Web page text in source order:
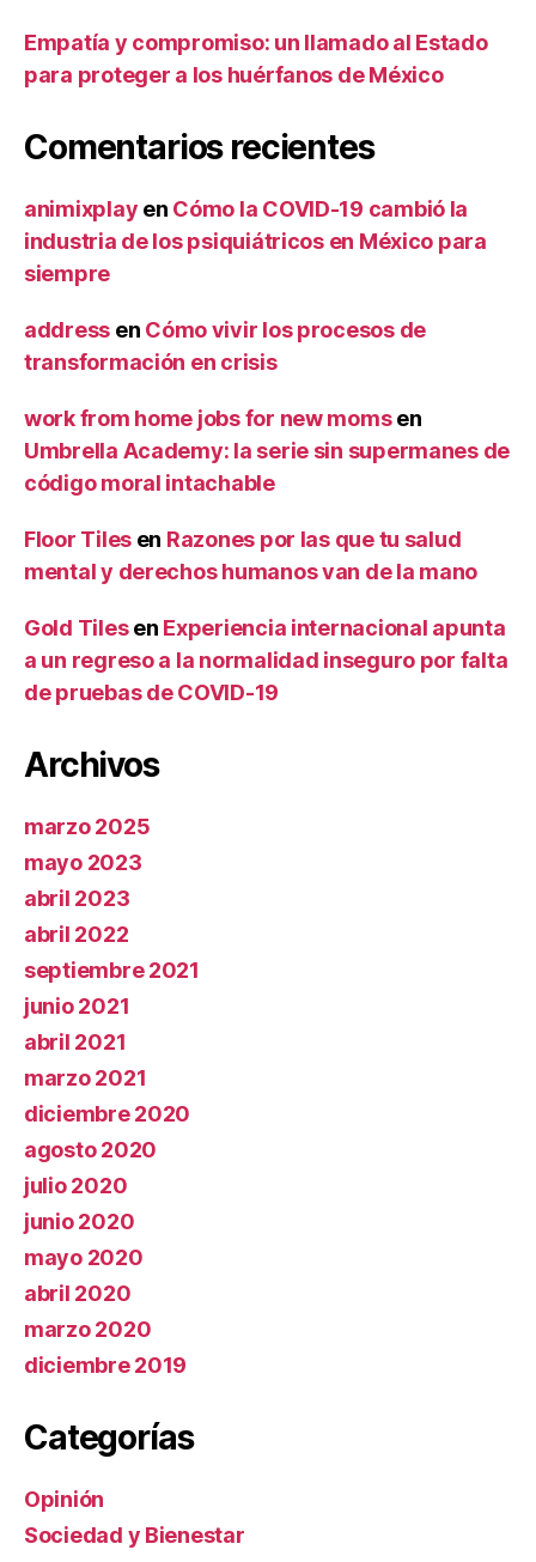
Empatía y compromiso: un llamado al Estado
para proteger a los huérfanos de México
Comentarios recientes
animixplay en Cómo la COVID-19 cambió la
industria de los psiquiátricos en México para
siempre
address en Cómo vivir los procesos de
transformación en crisis
work from home jobs for new momsen
Umbrella Academy: la serie sin supermanes de
código moral intachable
Floor Tiles en Razones por las que tu salud
mental y derechos humanos van de la mano
Gold Tilesen Experiencia internacional apunta
a un regreso a la normalidad inseguro por falta
de pruebas de COVID-19
Archivos
marzo 2025
mayo 2023
abril 2023
abril 2022
septiembre 2021
junio 2021
abril 2021
marzo 2021
diciembre 2020
agosto 2020
julio 2020
junio 2020
mayo 2020
abril 2020
marzo 2020
diciembre 2019
Categorías
Opinión
Sociedad y Bienestar